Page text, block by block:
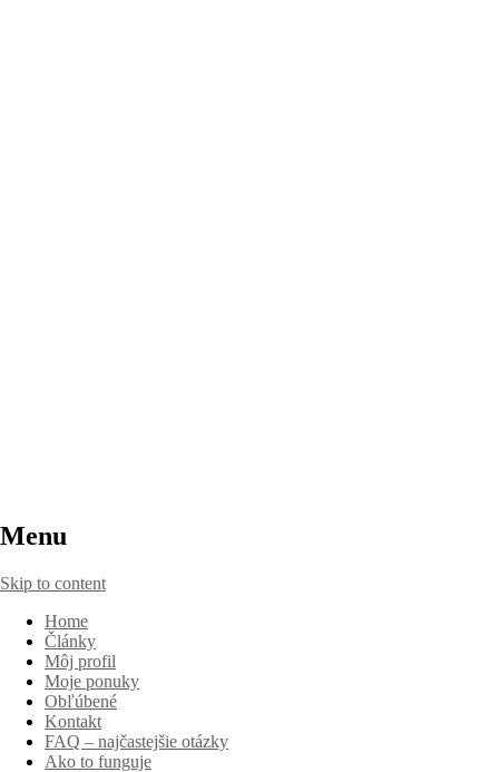
Menu
Skip to content
Home
Články
Môj profil
Moje ponuky
Obľúbené
Kontakt
FAQ – najčastejšie otázky
Ako to funguje